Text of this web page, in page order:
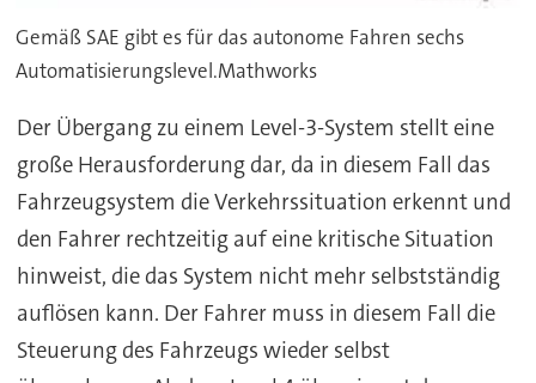
Gemäß SAE gibt es für das autonome Fahren sechs
Automatisierungslevel.Mathworks
Der Übergang zu einem Level-3-System stellt eine
große Herausforderung dar, da in diesem Fall das
Fahrzeugsystem die Verkehrssituation erkennt und
den Fahrer rechtzeitig auf eine kritische Situation
hinweist, die das System nicht mehr selbstständig
auflösen kann. Der Fahrer muss in diesem Fall die
Steuerung des Fahrzeugs wieder selbst